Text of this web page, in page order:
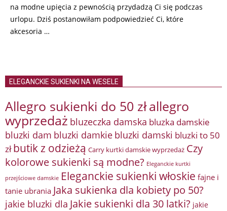
na modne upięcia z pewnością przydadzą Ci się podczas
urlopu. Dziś postanowiłam podpowiedzieć Ci, które
akcesoria …
ELEGANCKIE SUKIENKI NA WESELE
Allegro sukienki do 50 złallegro
wyprzedaż bluzeczka damska bluzka damskie
bluzki dam bluzki damkie bluzki damski bluzki to 50
zł butik z odzieżą Carry kurtki damskie wyprzedaż Czy
kolorowe sukienki są modne? Eleganckie kurtki
przejściowe damskie Eleganckie sukienki włoskie fajne i
tanie ubrania Jaka sukienka dla kobiety po 50?
jakie bluzki dla Jakie sukienki dla 30 latki? jakie